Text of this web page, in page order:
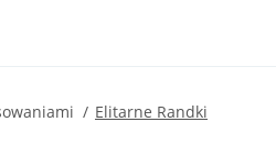
Elitarne Randki